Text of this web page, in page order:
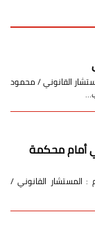
القانوني / محمود
أمام محكمة
: المستشار القانوني /